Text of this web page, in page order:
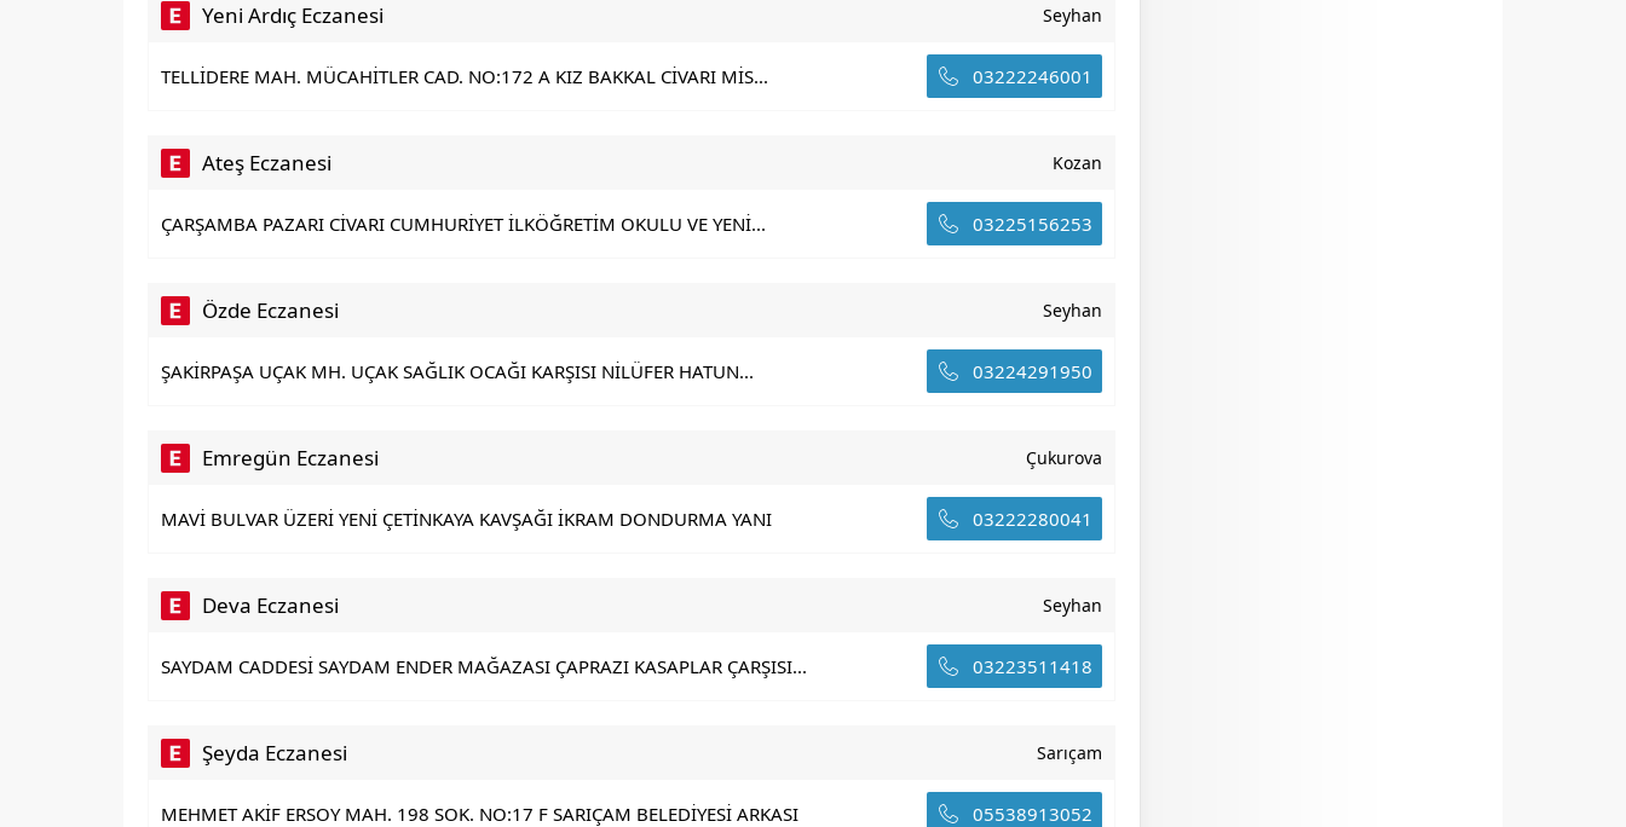
Yeni Ardıç Eczanesi Seyhan
TELLİDERE MAH. MÜCAHİTLER CAD. NO:172 A KIZ BAKKAL CİVARI MİS... 03222246001
Ateş Eczanesi Kozan
ÇARŞAMBA PAZARI CİVARI CUMHURİYET İLKÖĞRETİM OKULU VE YENİ... 03225156253
Özde Eczanesi Seyhan
ŞAKİRPAŞA UÇAK MH. UÇAK SAĞLIK OCAĞI KARŞISI NİLÜFER HATUN... 03224291950
Emregün Eczanesi Çukurova
MAVİ BULVAR ÜZERİ YENİ ÇETİNKAYA KAVŞAĞI İKRAM DONDURMA YANI 03222280041
Deva Eczanesi Seyhan
SAYDAM CADDESİ SAYDAM ENDER MAĞAZASI ÇAPRAZI KASAPLAR ÇARŞISI... 03223511418
Şeyda Eczanesi Sarıçam
MEHMET AKİF ERSOY MAH. 198 SOK. NO:17 F SARIÇAM BELEDİYESİ ARKASI 05538913052